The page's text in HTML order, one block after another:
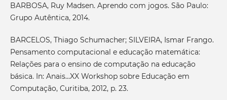
BARBOSA, Ruy Madsen. Aprendo com jogos. São Paulo:
Grupo Autêntica, 2014.
BARCELOS, Thiago Schumacher; SILVEIRA, Ismar Frango.
Pensamento computacional e educação matemática:
Relações para o ensino de computação na educação
básica. In: Anais...XX Workshop sobre Educação em
Computação, Curitiba, 2012, p. 23.